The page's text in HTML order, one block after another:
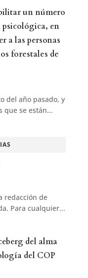
un número
psicológica, en
a las personas
forestales de
del año pasado, y
que se están...
redacción de
Para cualquier...
del alma
del COP